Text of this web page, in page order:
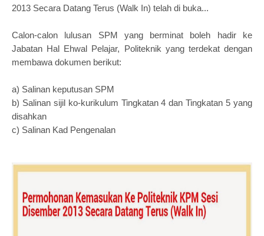
2013 Secara Datang Terus (Walk In) telah di buka...
Calon-calon lulusan SPM yang berminat boleh hadir ke
Jabatan Hal Ehwal Pelajar, Politeknik yang terdekat dengan
membawa dokumen berikut:
a) Salinan keputusan SPM
b) Salinan sijil ko-kurikulum Tingkatan 4 dan Tingkatan 5 yang
disahkan
c) Salinan Kad Pengenalan